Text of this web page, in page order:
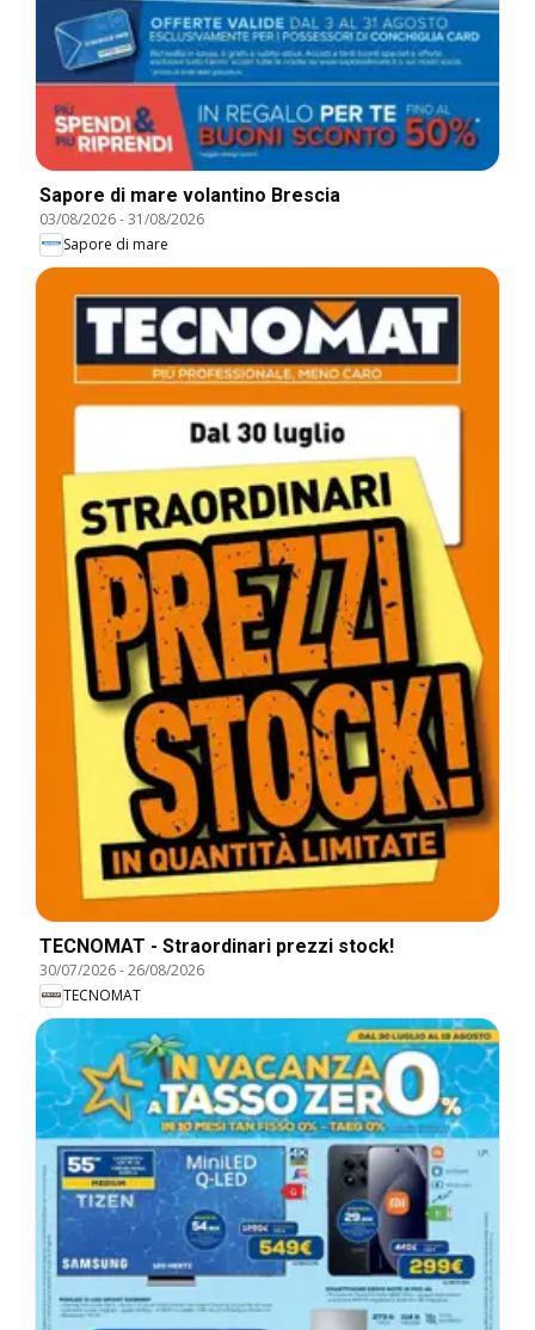
Sapore di mare volantino Brescia
03/08/2026-31/08/2026
Sapore di mare
TECNOMAT - Straordinari prezzi stock!
30/07/2026-26/08/2026
TECNOMAT